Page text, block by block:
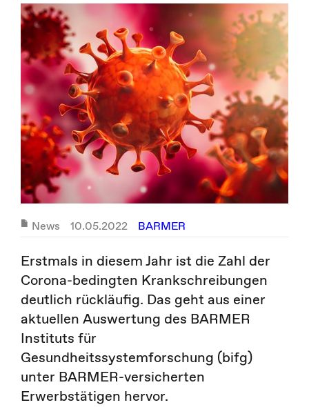
News 10.05.2022 BARMER
Erstmals in diesem Jahr ist die Zahl der
Corona-bedingten Krankschreibungen
deutlich rückläufig. Das geht aus einer
aktuellen Auswertung des BARMER
Instituts für
Gesundheitssystemforschung (bifg)
unter BARMER-versicherten
Erwerbstätigen hervor.